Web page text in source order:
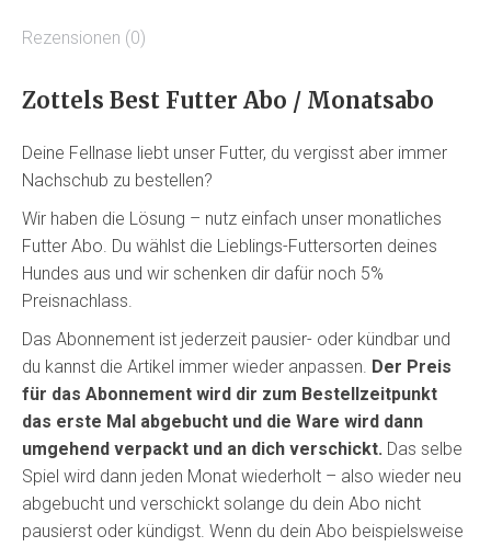
Rezensionen (0)
Zottels Best Futter Abo / Monatsabo
Deine Fellnase liebt unser Futter, du vergisst aber immer
Nachschub zu bestellen?
Wir haben die Lösung – nutz einfach unser monatliches
Futter Abo. Du wählst die Lieblings-Futtersorten deines
Hundes aus und wir schenken dir dafür noch 5%
Preisnachlass.
Das Abonnement ist jederzeit pausier- oder kündbar und
du kannst die Artikel immer wieder anpassen. Der Preis
für das Abonnement wird dir zum Bestellzeitpunkt
das erste Mal abgebucht und die Ware wird dann
umgehend verpackt und an dich verschickt. Das selbe
Spiel wird dann jeden Monat wiederholt – also wieder neu
abgebucht und verschickt solange du dein Abo nicht
pausierst oder kündigst. Wenn du dein Abo beispielsweise